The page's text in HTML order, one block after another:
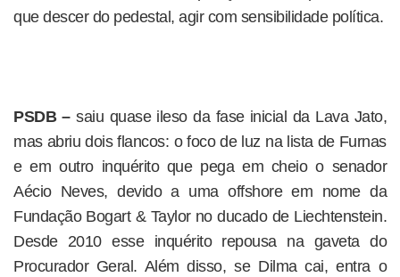
que descer do pedestal, agir com sensibilidade política.
PSDB –saiu quase ileso da fase inicial da Lava Jato,
mas abriu dois flancos: o foco de luz na lista de Furnas
e em outro inquérito que pega em cheio o senador
Aécio Neves, devido a uma offshore em nome da
Fundação Bogart & Taylor no ducado de Liechtenstein.
Desde 2010 esse inquérito repousa na gaveta do
Procurador Geral. Além disso, se Dilma cai, entra o